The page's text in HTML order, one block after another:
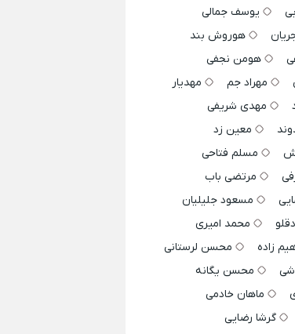
یوسف جمالی
هوروش بند
هومن نجفی
مهراد جم
مهدیار
مهدی شریفی
معین زد
مسلم فتاحی
مرتضی باب
مسعود جلیلیان
محمد امیری
زاده
محسن لرستانی
محسن یگانه
ماهان خادمی
گرشا رضایی